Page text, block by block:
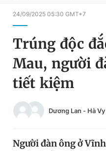
Chuyên mục
Chuyên mục khác
Chào ngày mới
Đổi mật khẩu
Tin đã lưu
Tin đã xem
Đăng xuất
24/09/2025 05:30 GMT+7
Trúng độc
Mau, người
tiết kiệm
Dương Lan - Hà Vy
Người đàn ông ở